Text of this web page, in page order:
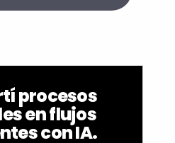
procesos
en flujos
con IA.